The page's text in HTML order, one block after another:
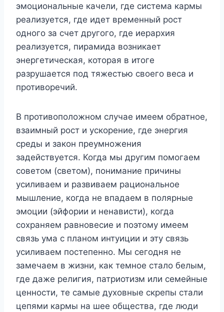
эмоциональные качели, где система кармы
реализуется, где идет временный рост
одного за счет другого, где иерархия
реализуется, пирамида возникает
энергетическая, которая в итоге
разрушается под тяжестью своего веса и
противоречий.
В противоположном случае имеем обратное,
взаимный рост и ускорение, где энергия
среды и закон преумножения
задействуется. Когда мы другим помогаем
советом (светом), понимание причины
усиливаем и развиваем рациональное
мышление, когда не впадаем в полярные
эмоции (эйфории и ненависти), когда
сохраняем равновесие и поэтому имеем
связь ума с планом интуиции и эту связь
усиливаем постепенно. Мы сегодня не
замечаем в жизни, как темное стало белым,
где даже религия, патриотизм или семейные
ценности, те самые духовные скрепы стали
цепями кармы на шее общества, где люди